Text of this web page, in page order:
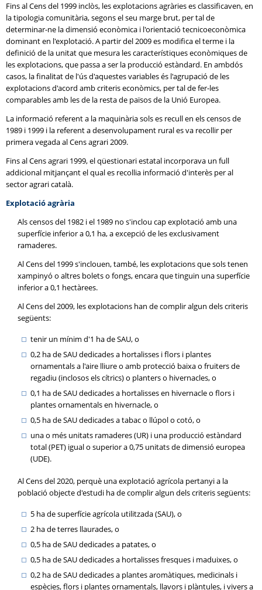
Fins al Cens del 1999 inclòs, les explotacions agràries es classificaven, en
la tipologia comunitària, segons el seu marge brut, per tal de
determinar-ne la dimensió econòmica i l'orientació tecnicoeconòmica
dominant en l'explotació. A partir del 2009 es modifica el terme i la
definició de la unitat que mesura les característiques econòmiques de
les explotacions, que passa a ser la producció estàndard. En ambdós
casos, la finalitat de l'ús d'aquestes variables és l'agrupació de les
explotacions d'acord amb criteris econòmics, per tal de fer-les
comparables amb les de la resta de països de la Unió Europea.
La informació referent a la maquinària sols es recull en els censos de
1989 i 1999 i la referent a desenvolupament rural es va recollir per
primera vegada al Cens agrari 2009.
Fins al Cens agrari 1999, el qüestionari estatal incorporava un full
addicional mitjançant el qual es recollia informació d'interès per al
sector agrari català.
Explotació agrària
Als censos del 1982 i el 1989 no s'inclou cap explotació amb una
superfície inferior a 0,1 ha, a excepció de les exclusivament
ramaderes.
Al Cens del 1999 s'inclouen, també, les explotacions que sols tenen
xampinyó o altres bolets o fongs, encara que tinguin una superfície
inferior a 0,1 hectàrees.
Al Cens del 2009, les explotacions han de complir algun dels criteris
següents:
tenir un mínim d'1 ha de SAU, o
0,2 ha de SAU dedicades a hortalisses i flors i plantes
ornamentals a l'aire lliure o amb protecció baixa o fruiters de
regadiu (inclosos els cítrics) o planters o hivernacles, o
0,1 ha de SAU dedicades a hortalisses en hivernacle o flors i
plantes ornamentals en hivernacle, o
0,5 ha de SAU dedicades a tabac o llúpol o cotó, o
una o més unitats ramaderes (UR) i una producció estàndard
total (PET) igual o superior a 0,75 unitats de dimensió europea
(UDE).
Al Cens del 2020, perquè una explotació agrícola pertanyi a la
població objecte d'estudi ha de complir algun dels criteris següents:
5 ha de superfície agrícola utilitzada (SAU), o
2 ha de terres llaurades, o
0,5 ha de SAU dedicades a patates, o
0,5 ha de SAU dedicades a hortalisses fresques i maduixes, o
0,2 ha de SAU dedicades a plantes aromàtiques, medicinals i
espècies, flors i plantes ornamentals, llavors i plàntules, i vivers a